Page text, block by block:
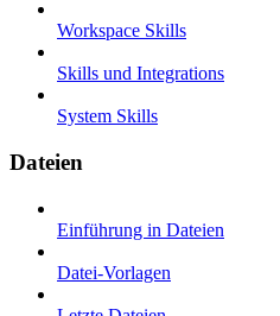
Workspace Skills
Skills und Integrations
System Skills
Dateien
Einführung in Dateien
Datei-Vorlagen